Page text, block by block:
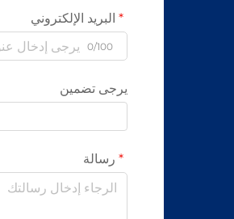
البريد الإلكتروني
0/100
يرجى تضمين
رسالة